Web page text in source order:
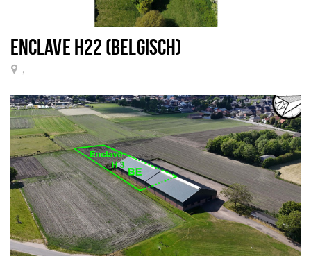
ENCLAVE H22 (BELGISCH)
,